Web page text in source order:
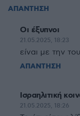
ΑΠΑΝΤΗΣΗ
Οι έξυπνοι
21.05.2025, 18:23
είναι με την
ΑΠΑΝΤΗΣΗ
Ισραηλιτική
21.05.2025, 18:26